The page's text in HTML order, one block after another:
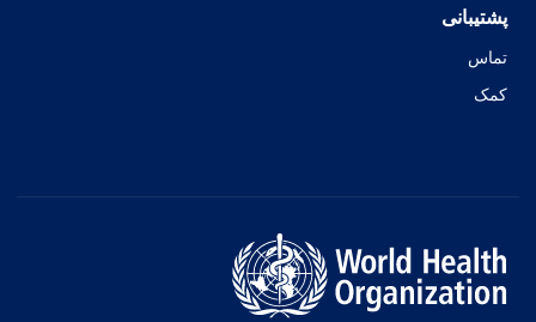
پشتیبانی
تماس
کمک